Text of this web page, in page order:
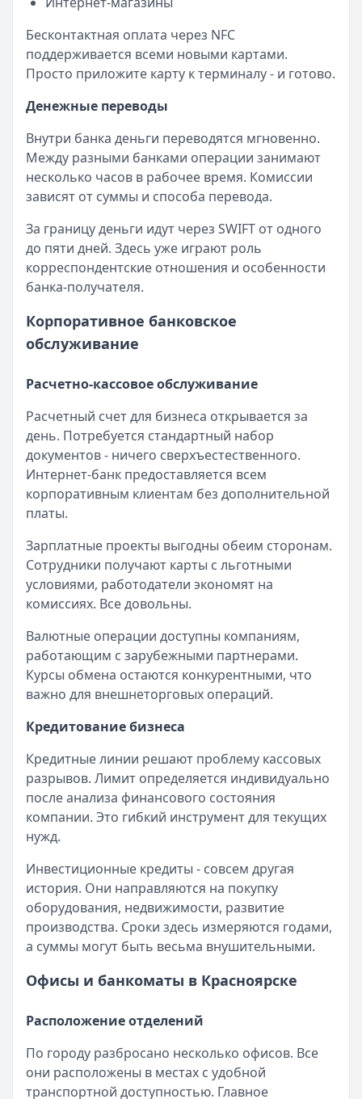
Бесконтактная оплата через NFC
поддерживается всеми новыми картами.
Просто приложите карту к терминалу - и готово.
Денежные переводы
Внутри банка деньги переводятся мгновенно.
Между разными банками операции занимают
несколько часов в рабочее время. Комиссии
зависят от суммы и способа перевода.
За границу деньги идут через SWIFT от одного
до пяти дней. Здесь уже играют роль
корреспондентские отношения и особенности
банка-получателя.
Корпоративное банковское
обслуживание
Расчетно-кассовое обслуживание
Расчетный счет для бизнеса открывается за
день. Потребуется стандартный набор
документов - ничего сверхъестественного.
Интернет-банк предоставляется всем
корпоративным клиентам без дополнительной
платы.
Зарплатные проекты выгодны обеим сторонам.
Сотрудники получают карты с льготными
условиями, работодатели экономят на
комиссиях. Все довольны.
Валютные операции доступны компаниям,
работающим с зарубежными партнерами.
Курсы обмена остаются конкурентными, что
важно для внешнеторговых операций.
Кредитование бизнеса
Кредитные линии решают проблему кассовых
разрывов. Лимит определяется индивидуально
после анализа финансового состояния
компании. Это гибкий инструмент для текущих
нужд.
Инвестиционные кредиты - совсем другая
история. Они направляются на покупку
оборудования, недвижимости, развитие
производства. Сроки здесь измеряются годами,
а суммы могут быть весьма внушительными.
Офисы и банкоматы в Красноярске
Расположение отделений
По городу разбросано несколько офисов. Все
они расположены в местах с удобной
транспортной доступностью. Главное